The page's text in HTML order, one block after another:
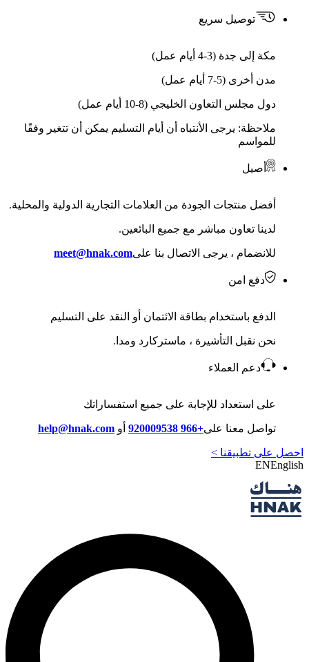
توصيل سريع
مكة إلى جدة (3-4 أيام عمل)
مدن أخرى (5-7 أيام عمل)
دول مجلس التعاون الخليجي (8-10 أيام عمل)
ملاحظة: يرجى الأنتباه أن أيام التسليم يمكن أن تتغير وفقًا
للمواسم
أصيل
أفضل منتجات الجودة من العلامات التجارية الدولية والمحلية.
لدينا تعاون مباشر مع جميع البائعين.
للانضمام ، يرجى الاتصال بنا علىmeet@hnak.com
دفع امن
الدفع باستخدام بطاقة الائتمان أو النقد على التسليم
نحن نقبل التأشيرة ، ماستركارد ومدا.
دعم العملاء
على استعداد للإجابة على جميع استفساراتك
تواصل معنا على+966 920009538 أو help@hnak.com
احصل على تطبيقنا >
ENEnglish